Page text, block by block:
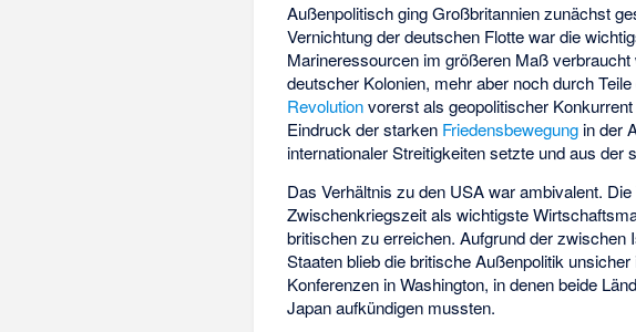
Außenpolitisch ging Großbritannien zunächst
Vernichtung der deutschen Flotte war die
Marineressourcen im größeren Maß
deutscher Kolonien, mehr aber noch durch
Revolutionvorerst als geopolitischer
Eindruck der starken Friedensbewegung in der
internationaler Streitigkeiten setzte und aus der
Das Verhältnis zu den USA war ambivalent.
Zwischenkriegszeit als wichtigste
britischen zu erreichen. Aufgrund der
Staaten blieb die britische Außenpolitik
Konferenzen in Washington, in denen beide
Japan aufkündigen mussten.